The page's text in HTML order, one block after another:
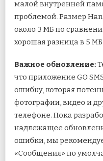
малой внутренней
проблемой. Размер
около 3 МБ по
хорошая разница в 5 МБ.
Важное обновление:
что приложение GO
ошибку, которая
фотографии, видео и
телефоне. Пока
надлежащее
ошибки, мы
«Сообщения» по